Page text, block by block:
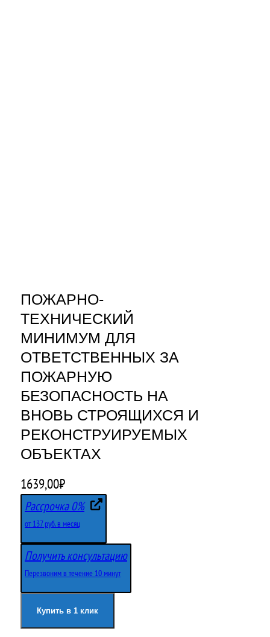
ПОЖАРНО-
ТЕХНИЧЕСКИЙ
МИНИМУМ ДЛЯ
ОТВЕТСТВЕННЫХ ЗА
ПОЖАРНУЮ
БЕЗОПАСНОСТЬ НА
ВНОВЬ СТРОЯЩИХСЯ И
РЕКОНСТРУИРУЕМЫХ
ОБЪЕКТАХ
1639,00₽
Рассрочка 0%
от 137 руб. в месяц
Получить консультацию
Перезвоним в течение 10 минут
Купить в 1 клик